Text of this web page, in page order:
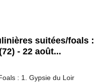
suitées/foals :
- 22 août...
: 1. Gypsie du Loir